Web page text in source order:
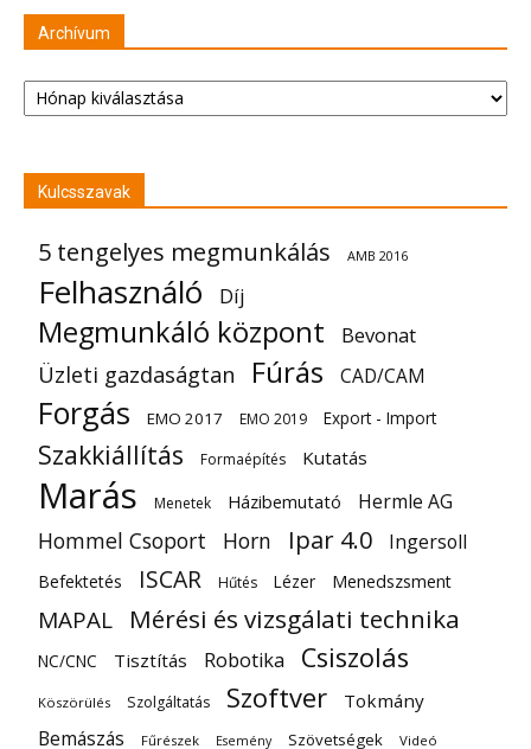
Archívum
Archívum
Kulcsszavak
5 tengelyes megmunkálás AMB 2016
Felhasználó Díj
Megmunkáló központ Bevonat
Üzleti gazdaságtan Fúrás CAD/CAM
Forgás EMO 2017 EMO 2019 Export - Import
Szakkiállítás Formaépítés Kutatás
Marás Menetek Házibemutató Hermle AG
Hommel Csoport Horn Ipar 4.0 Ingersoll
Befektetés ISCAR Hűtés Lézer Menedszsment
MAPAL Mérési és vizsgálati technika
NC/CNC Tisztítás Robotika Csiszolás
Köszörülés Szolgáltatás Szoftver Tokmány
Bemászás Fűrészek Esemény Szövetségek Videó